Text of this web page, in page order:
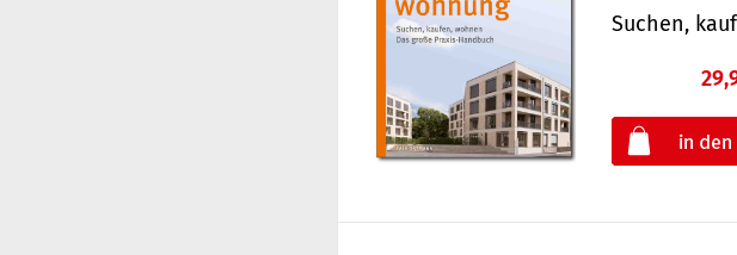
Suchen,